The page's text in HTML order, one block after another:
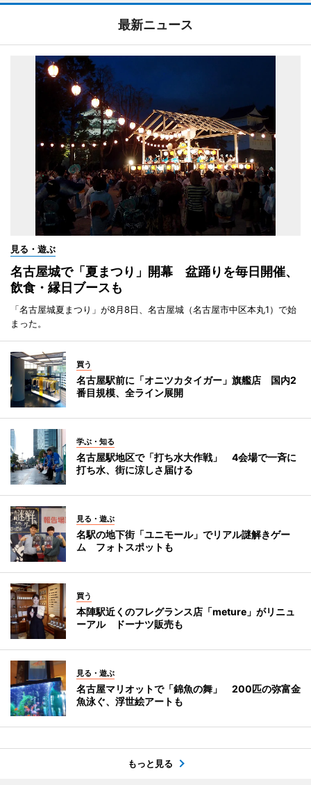
最新ニュース
見る・遊ぶ
名古屋城で「夏まつり」開幕 盆踊りを毎日開催、
飲食・縁日ブースも
「名古屋城夏まつり」が8月8日、名古屋城（名古屋市中区本丸1）で始
まった。
買う
名古屋駅前に「オニツカタイガー」旗艦店 国内2
番目規模、全ライン展開
学ぶ・知る
名古屋駅地区で「打ち水大作戦」 4会場で一斉に
打ち水、街に涼しさ届ける
見る・遊ぶ
名駅の地下街「ユニモール」でリアル謎解きゲー
ム フォトスポットも
買う
本陣駅近くのフレグランス店「meture」がリニュ
ーアル ドーナツ販売も
見る・遊ぶ
名古屋マリオットで「錦魚の舞」 200匹の弥富金
魚泳ぐ、浮世絵アートも
もっと見る